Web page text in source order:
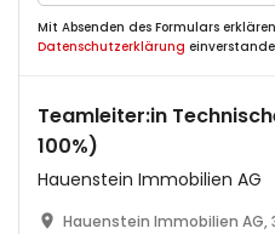
Mit Absenden des Formulars
Datenschutzerklärung
Teamleiter:in
100%)
Hauenstein Immobilien AG
Hauenstein Immobilien AG,